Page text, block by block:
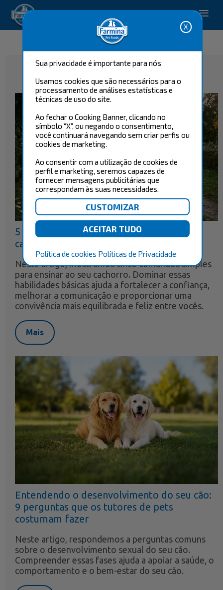
Sua privacidade é importante para nós
Usamos cookies que são necessários para o
processamento de análises estatísticas e
técnicas de uso do site.
Ao fechar o Cooking Banner, clicando no
símbolo “X”, ou negando o consentimento,
você continuará navegando sem criar perfis ou
cookies de marketing.
Ao consentir com a utilização de cookies de
perfil e marketing, seremos capazes de
fornecer mensagens publicitárias que
correspondam às suas necessidades.
Política de cookies Políticas de Privacidade
Pet Care Solutions.
Blog Genius
tudo gato
5 comandos simples para ensinar ao seu
cachorro
Neste artigo, mostramos cinco comandos simples
para ensinar ao seu cachorro. Dominar essas
habilidades básicas ajuda a fortalecer a confiança,
melhorar a comunicação e proporcionar uma
convivência mais equilibrada e feliz entre vocês.
Mais
Entendendo o desenvolvimento do seu cão:
9 perguntas que os tutores de pets
costumam fazer
Neste artigo, respondemos a perguntas comuns
sobre o desenvolvimento sexual do seu cão.
Compreender essas fases ajuda a apoiar a saúde, o
comportamento e o bem-estar do seu cão.